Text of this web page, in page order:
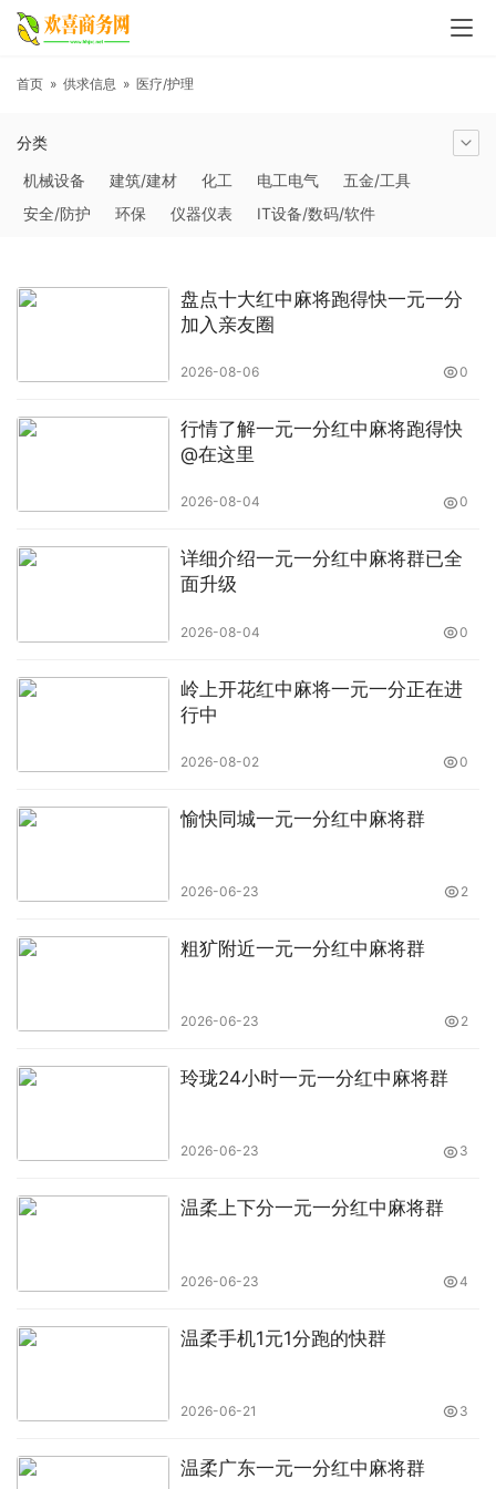
首页 » 供求信息 » 医疗/护理
分类
机械设备
建筑/建材 化工 电工电气
五金/工具
安全/防护
环保 仪器仪表
IT设备/数码/软件
汽摩及配件
日用百货 能源 加工 照明
通信产品
工艺品/礼品
纺织/皮革 办公/文教 其他未分类
盘点十大红中麻将跑得快一元一分
加入亲友圈
2026-08-06 0
行情了解一元一分红中麻将跑得快
@在这里
2026-08-04 0
详细介绍一元一分红中麻将群已全
面升级
2026-08-04 0
岭上开花红中麻将一元一分正在进
行中
2026-08-02 0
愉快同城一元一分红中麻将群
2026-06-23 2
粗犷附近一元一分红中麻将群
2026-06-23 2
玲珑24小时一元一分红中麻将群
2026-06-23 3
温柔上下分一元一分红中麻将群
2026-06-23 4
温柔手机1元1分跑的快群
2026-06-21 3
温柔广东一元一分红中麻将群